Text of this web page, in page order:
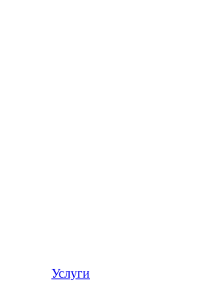
Услуги